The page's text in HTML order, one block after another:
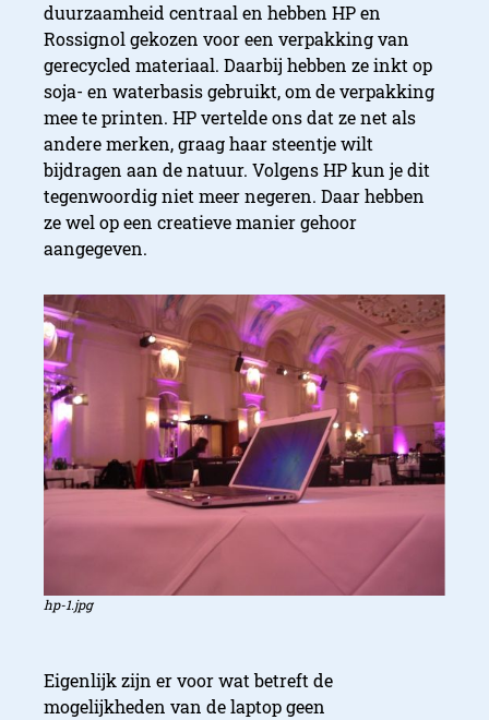
duurzaamheid centraal en hebben HP en
Rossignol gekozen voor een verpakking van
gerecycled materiaal. Daarbij hebben ze inkt op
soja- en waterbasis gebruikt, om de verpakking
mee te printen. HP vertelde ons dat ze net als
andere merken, graag haar steentje wilt
bijdragen aan de natuur. Volgens HP kun je dit
tegenwoordig niet meer negeren. Daar hebben
ze wel op een creatieve manier gehoor
aangegeven.
hp-1.jpg
Eigenlijk zijn er voor wat betreft de
mogelijkheden van de laptop geen